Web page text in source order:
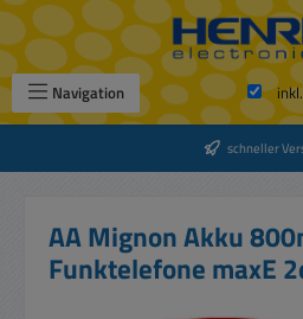
Zum Hauptinhalt springen
Navigation
schneller
AA Mignon Akku
Funktelefone maxE